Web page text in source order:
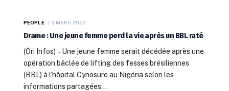
PEOPLE 9 MARS 2026
Drame : Une jeune femme perd la vie après un BBL raté
(Öri Infos) – Une jeune femme serait décédée après une
opération bâclée de lifting des fesses brésiliennes
(BBL) à l’hôpital Cynosure au Nigéria selon les
informations partagées…